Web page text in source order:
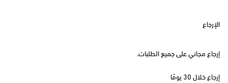
الإرجاع
إرجاع مجاني على جميع الطلبات.
إرجاع خلال 30 يومًا